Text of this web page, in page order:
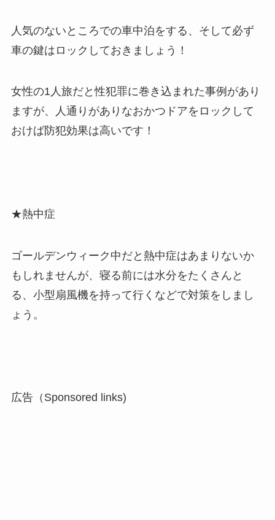
人気のないところでの車中泊をする、そして必ず
車の鍵はロックしておきましょう！
女性の1人旅だと性犯罪に巻き込まれた事例があり
ますが、人通りがありなおかつドアをロックして
おけば防犯効果は高いです！
★熱中症
ゴールデンウィーク中だと熱中症はあまりないか
もしれませんが、寝る前には水分をたくさんと
る、小型扇風機を持って行くなどで対策をしまし
ょう。
広告（Sponsored links)